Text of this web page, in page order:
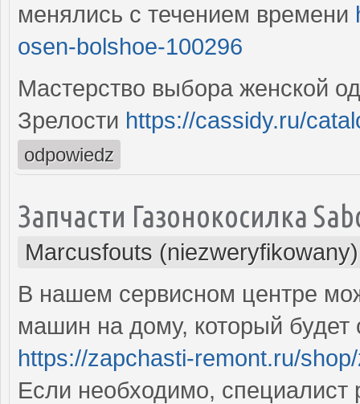
менялись с течением времени
osen-bolshoe-100296
Мастерство выбора женской
Зрелости https://cassidy.ru/
odpowiedz
Запчасти Газонокосилка
Marcusfouts (niezweryfikowany)
В нашем сервисном центре
машин на дому, который будет
https://zapchasti-remont.ru/
Если необходимо,